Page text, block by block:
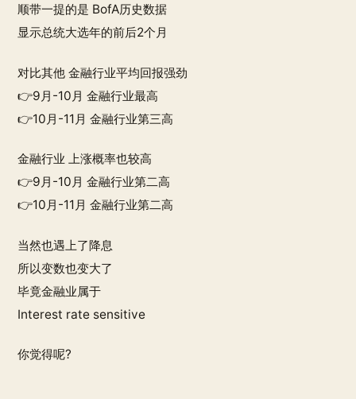
顺带一提的是 BofA历史数据
显示总统大选年的前后2个月
对比其他 金融行业平均回报强劲
👉9月-10月 金融行业最高
👉10月-11月 金融行业第三高
金融行业 上涨概率也较高
👉9月-10月 金融行业第二高
👉10月-11月 金融行业第二高
当然也遇上了降息
所以变数也变大了
毕竟金融业属于
Interest rate sensitive
你觉得呢?